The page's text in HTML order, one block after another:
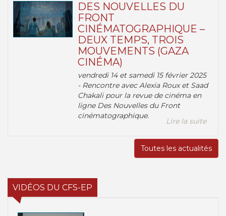
DES NOUVELLES DU
FRONT
CINÉMATOGRAPHIQUE –
DEUX TEMPS, TROIS
MOUVEMENTS (GAZA
CINÉMA)
vendredi 14 et samedi 15 février 2025
- Rencontre avec Alexia Roux et Saad
Chakali pour la revue de cinéma en
ligne Des Nouvelles du Front
cinématographique.
Lire la suite
Toutes les actualités
VIDÉOS DU CFS-EP